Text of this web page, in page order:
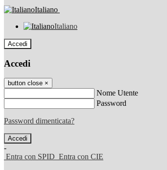
Italiano
Italiano
Accedi
Accedi
button close ×
Nome Utente
Password
Password dimenticata?
-
Entra con SPID Entra con CIE